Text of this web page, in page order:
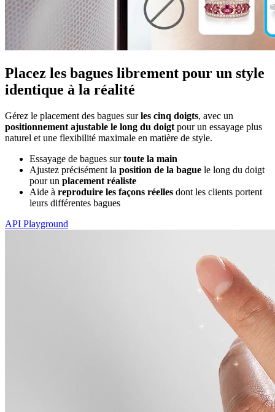
Placez les bagues librement pour un style
identique à la réalité
Gérez le placement des bagues surles cinq doigts, avec un
positionnement ajustable le long du doigt pour un essayage plus
naturel et une flexibilité maximale en matière de style.
Essayage de bagues surtoute la main
Ajustez précisément la position de la bague le long du doigt
pour un placement réaliste
Aide à reproduire les façons réelles dont les clients portent
leurs différentes bagues
API Playground